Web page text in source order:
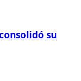
su